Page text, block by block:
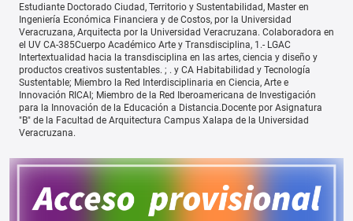
Estudiante Doctorado Ciudad, Territorio y Sustentabilidad, Master en
Ingeniería Económica Financiera y de Costos, por la Universidad
Veracruzana, Arquitecta por la Universidad Veracruzana. Colaboradora en
el UV CA-385Cuerpo Académico Arte y Transdisciplina, 1.- LGAC
Intertextualidad hacia la transdisciplina en las artes, ciencia y diseño y
productos creativos sustentables. ; . y CA Habitabilidad y Tecnología
Sustentable; Miembro la Red Interdisciplinaria en Ciencia, Arte e
Innovación RICAI; Miembro de la Red Iberoamericana de Investigación
para la Innovación de la Educación a Distancia.Docente por Asignatura
"B" de la Facultad de Arquitectura Campus Xalapa de la Universidad
Veracruzana.